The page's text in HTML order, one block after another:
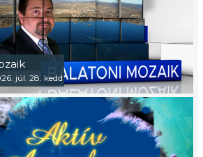
júl. 28. kedd